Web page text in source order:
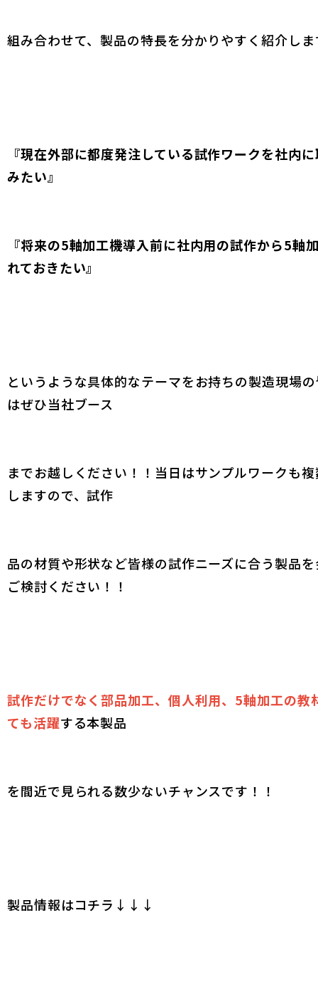
組み合わせて、製品の特長を分かりやすく紹介し
『現在外部に都度発注している試作ワークを社内
みたい』
『将来の5軸加工機導入前に社内用の試作から5軸
れておきたい』
というような具体的なテーマをお持ちの製造現場
はぜひ当社ブース
までお越しください！！当日はサンプルワークも
しますので、試作
品の材質や形状など皆様の試作ニーズに合う製品
ご検討ください！！
試作だけでなく部品加工、個人利用、5軸加工の教
ても活躍する本製品
を間近で見られる数少ないチャンスです！！
製品情報はコチラ↓↓↓